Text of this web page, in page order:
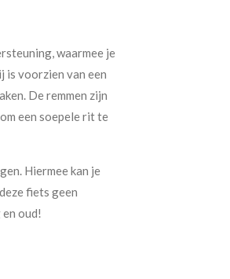
waarmee je
voorzien van een
De remmen zijn
een soepele rit te
Hiermee kan je
fiets geen
oud!